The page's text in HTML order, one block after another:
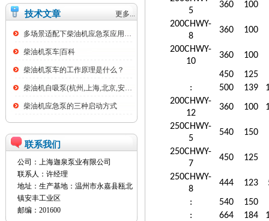
技术文章 更多...
多场景适配下柴油机应急泵应用痛点与技术优...
柴油机泵车|百科
柴油机泵车的工作原理是什么？
柴油机自吸泵(杭州,上海,北京,安徽,全...
柴油机应急泵的三种启动方式
联系我们
公司：上海迦泉泵业有限公司
联系人：许经理
地址：生产基地：温州市永嘉县瓯北
镇安丰工业区
邮编：201600
5
360
100
200CHWY-
8
360
100
200CHWY-
10
360
100
450
125
:
500 139
200CHWY-
12
360 100
250CHWY-
5
540
150
250CHWY-
7
450
125
250CHWY-
8
444 123
:
540
150
:
664 184